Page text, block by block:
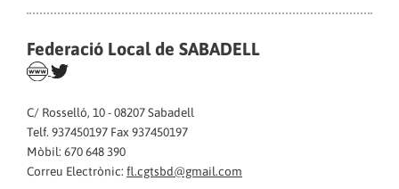
Federació Local de SABADELL
C/ Rosselló, 10 - 08207 Sabadell
Telf. 937450197 Fax 937450197
Mòbil: 670 648 390
Correu Electrònic: fl.cgtsbd@gmail.com